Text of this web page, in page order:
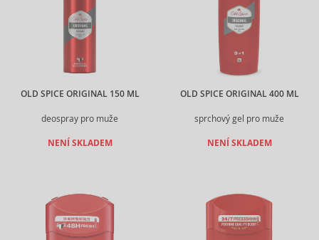
OLD SPICE ORIGINAL 150 ML
deospray pro muže
NENÍ SKLADEM
OLD SPICE ORIGINAL 400 ML
sprchový gel pro muže
NENÍ SKLADEM